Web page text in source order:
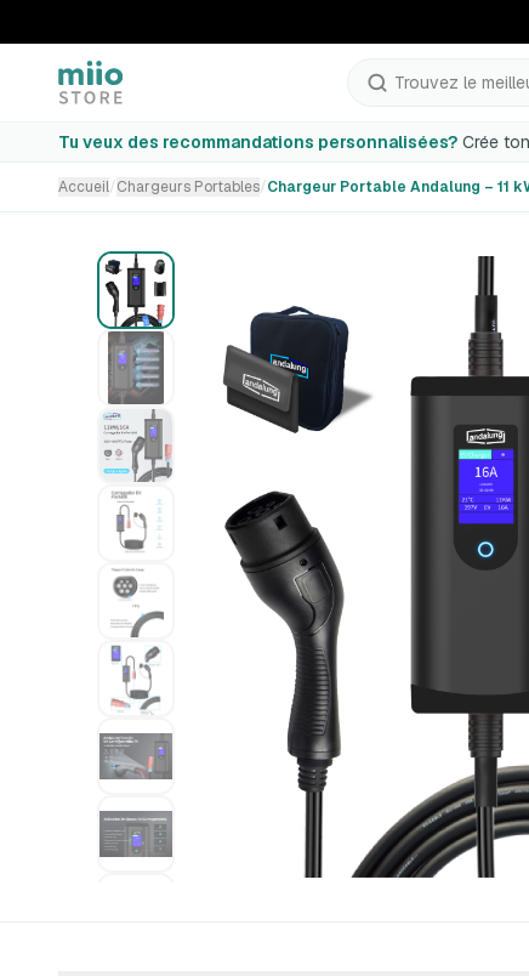
Trouvez le
Tu veux des recommandations personnalisées? Crée
Chargeur Portable Andalung – 11 kW – Câble 7 m
Sélection incomplète
Accueil/Chargeurs Portables/Chargeur Portable Andalung – 11